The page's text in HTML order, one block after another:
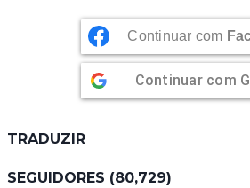
ARROZ
LIMÃO
Continuar com
Continuar com
TRADUZIR
SEGUIDORES (80,729)